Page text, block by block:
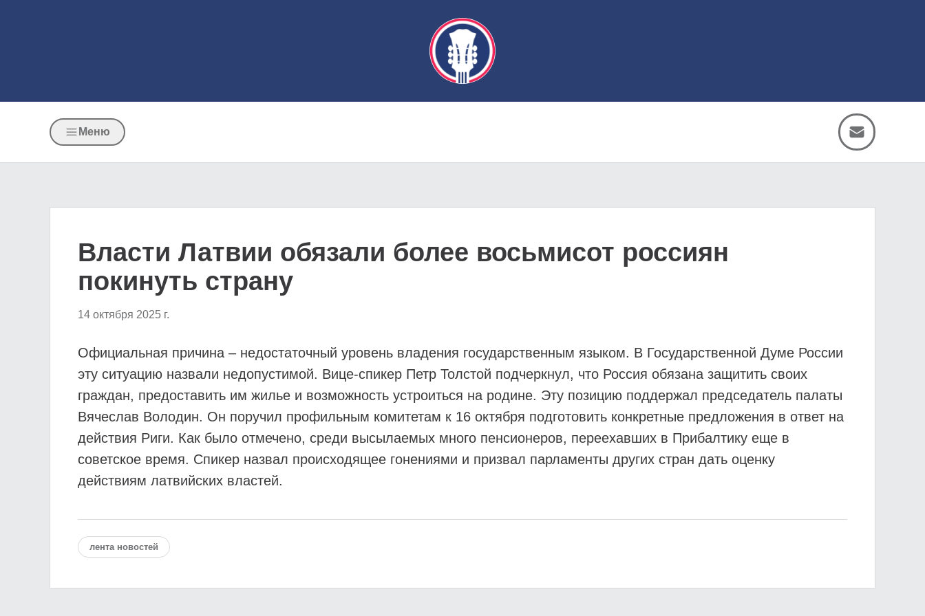
Меню
Власти Латвии обязали более восьмисот россиян
покинуть страну
14 октября 2025 г.
Официальная причина – недостаточный уровень владения государственным языком. В Государственной Думе России
эту ситуацию назвали недопустимой. Вице-спикер Петр Толстой подчеркнул, что Россия обязана защитить своих
граждан, предоставить им жилье и возможность устроиться на родине. Эту позицию поддержал председатель палаты
Вячеслав Володин. Он поручил профильным комитетам к 16 октября подготовить конкретные предложения в ответ на
действия Риги. Как было отмечено, среди высылаемых много пенсионеров, переехавших в Прибалтику еще в
советское время. Спикер назвал происходящее гонениями и призвал парламенты других стран дать оценку
действиям латвийских властей.
лента новостей